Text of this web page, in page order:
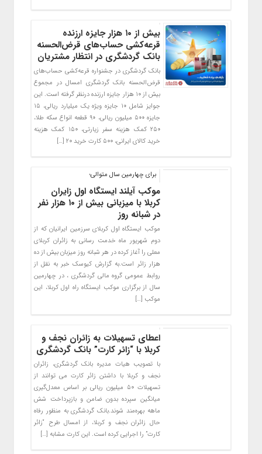
بیش از ۱۰ هزار جایزه ارزنده
قرعه‌کشی حساب‌های قرض‌الحسنه
بانک گردشگری در انتظار مشتریان
بانک گردشگری در جشنواره قرعه‌کشی حساب‌های
قرض‌الحسنه بانک گردشگری امسال در مجموع
بیش از ۱۰ هزار جایزه ارزنده درنظر گرفته است. این
جوایز شامل ۱۰ جایزه ویژه یک میلیارد ریالی، ۱۵
جایزه ۵۰۰ میلیون ریالی، ۹۰ قطعه انواع سکه طلا،
۲۵۰ کمک هزینه سفر زیارتی، ۱۵۰ کمک هزینه
خرید کالای ایرانی، ۵۰۰ کارت خرید ۲۰ […]
برای چهارمین سال متوالی؛
موکب آیلند ایستگاه اول زایران
کربلا با میزبانی بیش از ۱۰ هزار نفر
در شبانه روز
موکب ایستگاه اول کربلای سرزمین ایرانیان که از
دوم شهریور ماه خدمت رسانی به زائران کربلای
معلی را آغاز کرده در هر شبانه روز میزبان بیش از ده
هزار زائر است.به گزارش کیوسک خبر به نقل از
روابط عمومی گروه مالی گردشگری ، در چهارمین
سال از برگزاری موکب ایستگاه راه اول کربلا، این
موکب […]
اعطای تسهیلات به زائران نجف و
کربلا با “زائر کارت” بانک گردشگری
با تصویب هیات مدیره بانک گردشگری، زائران
نجف و کربلا با داشتن زائر کارت می توانند از
تسهیلات ۵۰ میلیون ریالی بر اساس معدل‌گیری
میانگین سپرده بدون ضامن و بازپرداخت شش
ماهه بهره‌مند شوند.بانک گردشگری به منظور رفاه
حال زائران نجف و کربلا، از امسال طرح “زائر
کارت” را اجرایی کرده است. این کارت مشابه […]